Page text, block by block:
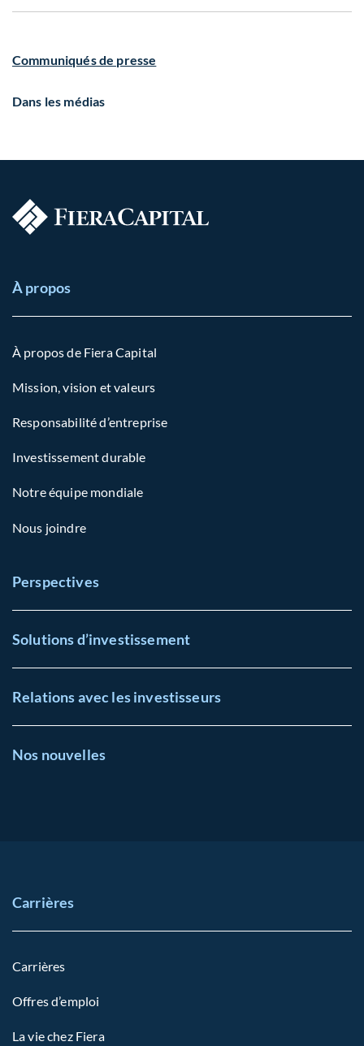
Communiqués de presse
Dans les médias
À propos
À propos de Fiera Capital
Mission, vision et valeurs
Responsabilité d’entreprise
Investissement durable
Notre équipe mondiale
Nous joindre
Perspectives
Solutions d’investissement
Relations avec les investisseurs
Nos nouvelles
Carrières
Carrières
Offres d’emploi
La vie chez Fiera